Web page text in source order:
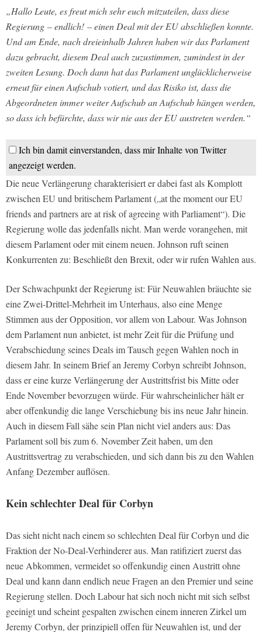
„Hallo Leute, es freut mich sehr euch mitzuteilen, dass diese
Regierung – endlich! – einen Deal mit der EU abschließen konnte.
Und am Ende, nach dreieinhalb Jahren haben wir das Parlament
dazu gebracht, diesem Deal auch zuzustimmen, zumindest in der
zweiten Lesung. Doch dann hat das Parlament unglücklicherweise
erneut für einen Aufschub votiert, und das Risiko ist, dass die
Abgeordneten immer weiter Aufschub an Aufschub hängen werden,
so dass ich befürchte, dass wir nie aus der EU austreten werden.“
Ich bin damit einverstanden, dass mir Inhalte von Twitter
angezeigt werden.
Die neue Verlängerung charakterisiert er dabei fast als Komplott
zwischen EU und britischem Parlament („at the moment our EU
friends and partners are at risk of agreeing with Parliament“). Die
Regierung wolle das jedenfalls nicht. Man werde vorangehen, mit
diesem Parlament oder mit einem neuen. Johnson ruft seinen
Konkurrenten zu: Beschließt den Brexit, oder wir rufen Wahlen aus.
Der Schwachpunkt der Regierung ist: Für Neuwahlen bräuchte sie
eine Zwei-Drittel-Mehrheit im Unterhaus, also eine Menge
Stimmen aus der Opposition, vor allem von Labour. Was Johnson
dem Parlament nun anbietet, ist mehr Zeit für die Prüfung und
Verabschiedung seines Deals im Tausch gegen Wahlen noch in
diesem Jahr. In seinem Brief an Jeremy Corbyn schreibt Johnson,
dass er eine kurze Verlängerung der Austrittsfrist bis Mitte oder
Ende November bevorzugen würde. Für wahrscheinlicher hält er
aber offenkundig die lange Verschiebung bis ins neue Jahr hinein.
Auch in diesem Fall sähe sein Plan nicht viel anders aus: Das
Parlament soll bis zum 6. November Zeit haben, um den
Austrittsvertrag zu verabschieden, und sich dann bis zu den Wahlen
Anfang Dezember auflösen.
Kein schlechter Deal für Corbyn
Das sieht nicht nach einem so schlechten Deal für Corbyn und die
Fraktion der No-Deal-Verhinderer aus. Man ratifiziert zuerst das
neue Abkommen, vermeidet so offenkundig einen Austritt ohne
Deal und kann dann endlich neue Fragen an den Premier und seine
Regierung stellen. Doch Labour hat sich noch nicht mit sich selbst
geeinigt und scheint gespalten zwischen einem inneren Zirkel um
Jeremy Corbyn, der prinzipiell offen für Neuwahlen ist, und der